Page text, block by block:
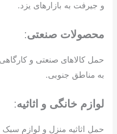
و جیرفت به بازارهای یزد.
محصولات صنعتی:
حمل کالاهای صنعتی و
به مناطق جنوبی.
لوازم خانگی و اثاثیه:
حمل اثاثیه منزل و لوازم سبک